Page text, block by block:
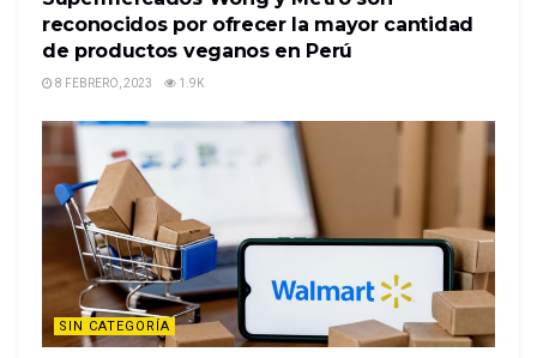
reconocidos por ofrecer la mayor cantidad
de productos veganos en Perú
8 FEBRERO, 2023 1.9K
SIN CATEGORÍA